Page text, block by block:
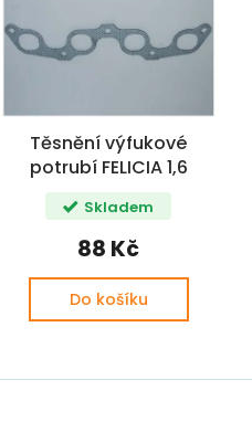
Těsnění výfukové
potrubí FELICIA 1,6
(032253039E)
Skladem
88 Kč
Do košíku